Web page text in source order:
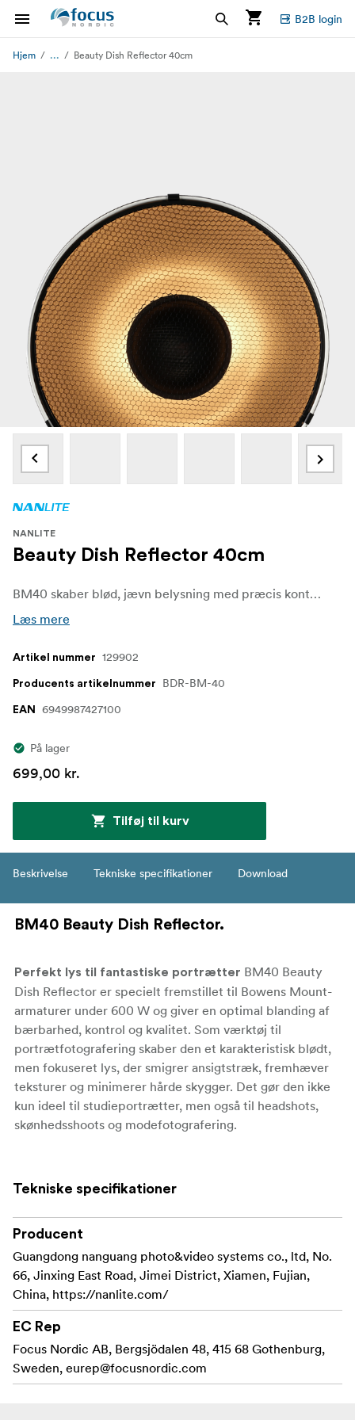
B2B login
Hjem ... Beauty Dish Reflector 40cm
NANLITE
Beauty Dish Reflector 40cm
BM40 skaber blød, jævn belysning med præcis kontrol, ideel til portrætter. Den er let og bærbar og indeholder et honeycomb-gitter og en diffuser til alsidige opsætninger med Bowens Mount-armaturer under 600 W.
Læs mere
Artikel nummer 129902
Producents artikelnummer BDR-BM-40
EAN 6949987427100
På lager
699,00 kr.
Tilføj til kurv
Beskrivelse Tekniske specifikationer Download
BM40 Beauty Dish Reflector.
Perfekt lys til fantastiske portrætter BM40 Beauty
Dish Reflector er specielt fremstillet til Bowens Mount-
armaturer under 600 W og giver en optimal blanding af
bærbarhed, kontrol og kvalitet. Som værktøj til
portrætfotografering skaber den et karakteristisk blødt,
men fokuseret lys, der smigrer ansigtstræk, fremhæver
teksturer og minimerer hårde skygger. Det gør den ikke
kun ideel til studieportrætter, men også til headshots,
skønhedsshoots og modefotografering.
ved at lade det reflektere fra en central deflektorplade,
før det reflekteres udad. Dette unikke design eliminerer
hotspots og skaber en blød, indpakkende effekt omkring
dit motiv. For et endnu blidere udtryk kan den
medfølgende diffuser sættes på, hvilket giver et
glødende, naturligt look, der er ideelt til professionelle
portrætter.
Kontrol og præcision i hvert skud
honeycomb-gitter indsnævrer strålevinklen til 25°, så
fotograferne kan fokusere lyset på deres motiv, samtidig
Tekniske specifikationer
Producent
Guangdong nanguang photo&video systems co., ltd, No.
66, Jinxing East Road, Jimei District, Xiamen, Fujian,
China, https://nanlite.com/
EC Rep
Focus Nordic AB, Bergsjödalen 48, 415 68 Gothenburg,
Sweden, eurep@focusnordic.com